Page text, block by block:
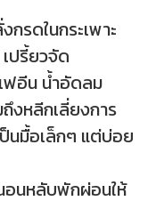
รดในกระเพาะ
ปรี้ยวจัด
ฟอีน น้ำอัดลม
งหลีกเลี่ยงการ
นมื้อเล็กๆ แต่บ่อย
อนหลับพักผ่อนให้